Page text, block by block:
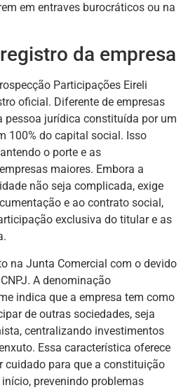
em entraves burocráticos ou na
da empresa
Participações Eireli
oficial. Diferente de empresas
pessoa jurídica constituída por um
100% do capital social. Isso
o porte e as
maiores. Embora a
não seja complicada, exige
e ao contrato social,
exclusiva do titular e as
na Junta Comercial com o devido
A denominação
indica que a empresa tem como
de outras sociedades, seja
centralizando investimentos
Essa característica oferece
cuidado para que a constituição
prevenindo problemas